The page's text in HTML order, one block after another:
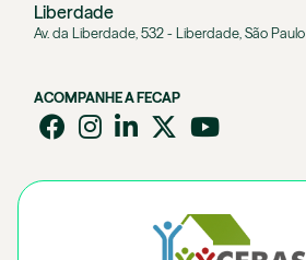
Liberdade
Av. da Liberdade, 532 - Liberdade, São Paulo
ACOMPANHE A FECAP